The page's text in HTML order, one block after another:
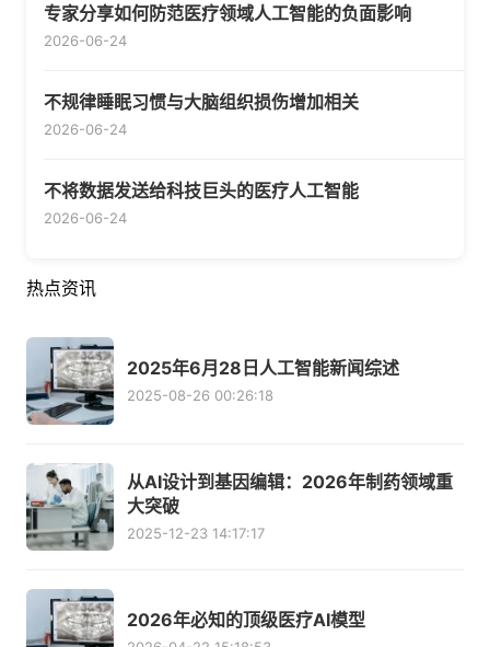
专家分享如何防范医疗领域人工智能的负面影响
2026-06-24
不规律睡眠习惯与大脑组织损伤增加相关
2026-06-24
不将数据发送给科技巨头的医疗人工智能
2026-06-24
热点资讯
2025年6月28日人工智能新闻综述
2025-08-26 00:26:18
从AI设计到基因编辑：2026年制药领域重
大突破
2025-12-23 14:17:17
2026年必知的顶级医疗AI模型